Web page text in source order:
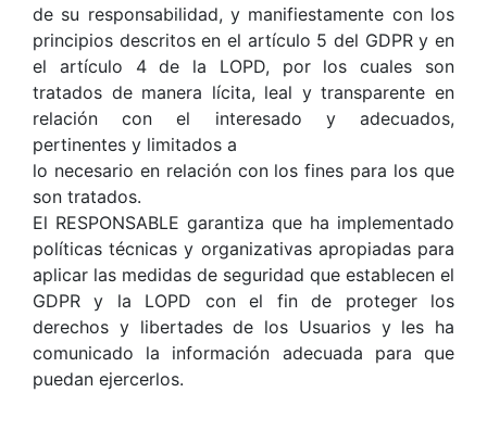
de su responsabilidad, y manifiestamente con los
principios descritos en el artículo 5 del GDPR y en
el artículo 4 de la LOPD, por los cuales son
tratados de manera lícita, leal y transparente en
relación con el interesado y adecuados,
pertinentes y limitados a
lo necesario en relación con los fines para los que
son tratados.
El RESPONSABLE garantiza que ha implementado
políticas técnicas y organizativas apropiadas para
aplicar las medidas de seguridad que establecen el
GDPR y la LOPD con el fin de proteger los
derechos y libertades de los Usuarios y les ha
comunicado la información adecuada para que
puedan ejercerlos.